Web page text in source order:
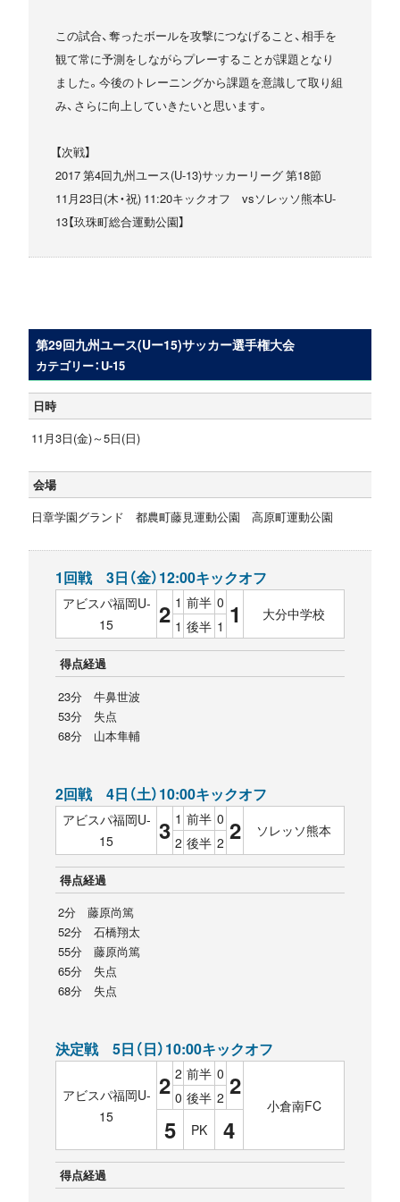
この試合、奪ったボールを攻撃につなげること、相手を
観て常に予測をしながらプレーすることが課題となり
ました。今後のトレーニングから課題を意識して取り組
み、さらに向上していきたいと思います。
【次戦】
2017 第4回九州ユース(U-13)サッカーリーグ 第18節
11月23日(木・祝) 11:20キックオフ vsソレッソ熊本U-
13【玖珠町総合運動公園】
第29回九州ユース(Uー15)サッカー選手権大会
カテゴリー：U-15
日時
11月3日(金)～5日(日)
会場
日章学園グランド 都農町藤見運動公園 高原町運動公園
1回戦 3日（金）12:00キックオフ
アビスパ福岡U-
15
2 1 前半 0 1 大分中学校
1 後半 1
得点経過
23分 牛鼻世波
53分 失点
68分 山本隼輔
2回戦 4日（土）10:00キックオフ
アビスパ福岡U-
15
3 1 前半 0 2 ソレッソ熊本
2 後半 2
得点経過
2分 藤原尚篤
52分 石橋翔太
55分 藤原尚篤
65分 失点
68分 失点
決定戦 5日（日）10:00キックオフ
アビスパ福岡U-
15
2 2 前半 0 2
小倉南FC
0 後半 2
5 PK 4
得点経過